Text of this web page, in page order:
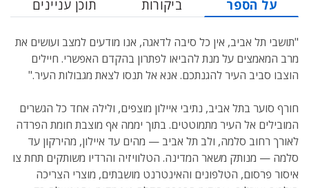
על הספר ביקורות תוכן עניינים
"תושבי תל אביב, אין כל סיבה לדאגה, אנו מודעים למצב ועושים את
מרב המאמצים על מנת להביאו לפתרון בהקדם האפשרי. חיילים
הוצבו סביב העיר להגנתכם. אנא אל תנסו לצאת מגבולות העיר."
חורף סוער בתל אביב, נתיבי איילון מוצפים, ולילה אחד כל הגשרים
המובילים אל העיר מתמוטטים. בתוך יממה אף מוצבת חומת הפרדה
לאורך רחוב סלמה, ולב תל אביב — מהים עד איילון, מהירקון עד
סלמה — מנותק משאר המדינה. הטלוויזיה והרדיו משותקים תחת צו
איסור פרסום, הטלפונים והאינטרנט מושבתים, מוצרי הצריכה